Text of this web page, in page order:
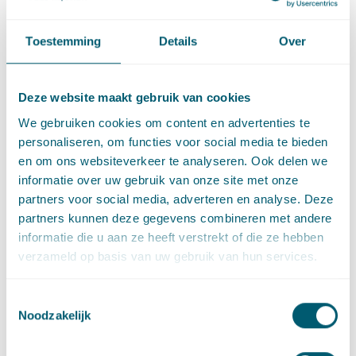
Toestemming Details Over
Deze website maakt gebruik van cookies
We gebruiken cookies om content en advertenties te
personaliseren, om functies voor social media te bieden
en om ons websiteverkeer te analyseren. Ook delen we
informatie over uw gebruik van onze site met onze
partners voor social media, adverteren en analyse. Deze
partners kunnen deze gegevens combineren met andere
informatie die u aan ze heeft verstrekt of die ze hebben
verzameld op basis van uw gebruik van hun services.
Noodzakelijk
Interpretatie van de cijfers
Uiteraard zijn de maatregelen uit het concept-Klimaatakkoord
niet allemaal even concreet.. Hoe is daar dan toch mee
overleg gevoerd met de ambtenaren die aan de plannen
hebben gewerkt. Voor het rekenen zijn modellen gebruikt die
openbaar raadpleegbaar zijn en bovendien is nagegaan hoe
mensen daadwerkelijk leven. Wie is autobezitter? En hoe
woont iemand? Een viertal externe hoogleraren heeft tot slot
gecontroleerd of de berekeningen goed zijn uitgevoerd. De
rapporten zijn volgens hen ‘een zo goed mogelijke basis om tot
besluitvorming over te gaan’.
Het CPB en het PBL hebben overigens gerekend met cijfers uit
omdat ook de klimaattafels met die cijfers hebben gerekend.
Dat maakt dat discussies op basis van dezelfde feiten kunnen